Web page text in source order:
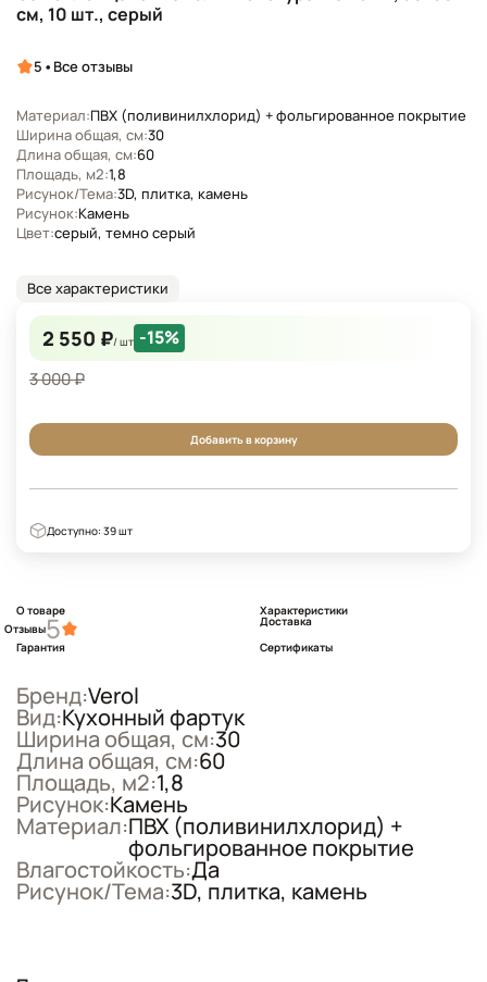
см, 10 шт., серый
5 • Все отзывы
Материал:ПВХ (поливинилхлорид) + фольгированное покрытие
Ширина общая, см:30
Длина общая, см:60
Площадь, м2:1,8
Рисунок/Тема:3D, плитка, камень
Рисунок:Камень
Цвет:серый, темно серый
Все характеристики
2 550 ₽/ шт -15%
3 000 ₽
Добавить в корзину
Доступно: 39 шт
О товаре
Характеристики
Отзывы5
Доставка
Гарантия
Сертификаты
Бренд:Verol
Вид:Кухонный фартук
Ширина общая, см:30
Длина общая, см:60
Площадь, м2:1,8
Рисунок:Камень
Материал:ПВХ (поливинилхлорид) +
фольгированное покрытие
Влагостойкость:Да
Рисунок/Тема:3D, плитка, камень